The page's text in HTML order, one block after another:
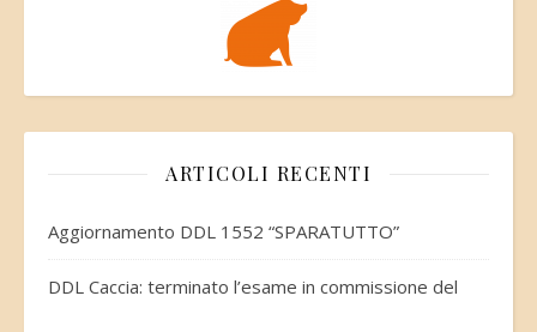
ARTICOLI RECENTI
Aggiornamento DDL 1552 “SPARATUTTO”
DDL Caccia: terminato l’esame in commissione del